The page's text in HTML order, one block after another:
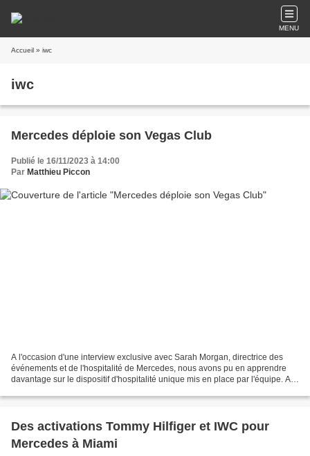
MENU
Accueil » iwc
iwc
Mercedes déploie son Vegas Club
Publié le 16/11/2023 à 14:00
Par Matthieu Piccon
A l'occasion d'une interview exclusive avec Sarah Morgan, directrice des
événements et de l'hospitalité de Mercedes, nous avons pu en apprendre
davantage sur le dispositif d'hospitalité unique mis en place par l'équipe. A
Des activations Tommy Hilfiger et IWC pour
Mercedes à Miami